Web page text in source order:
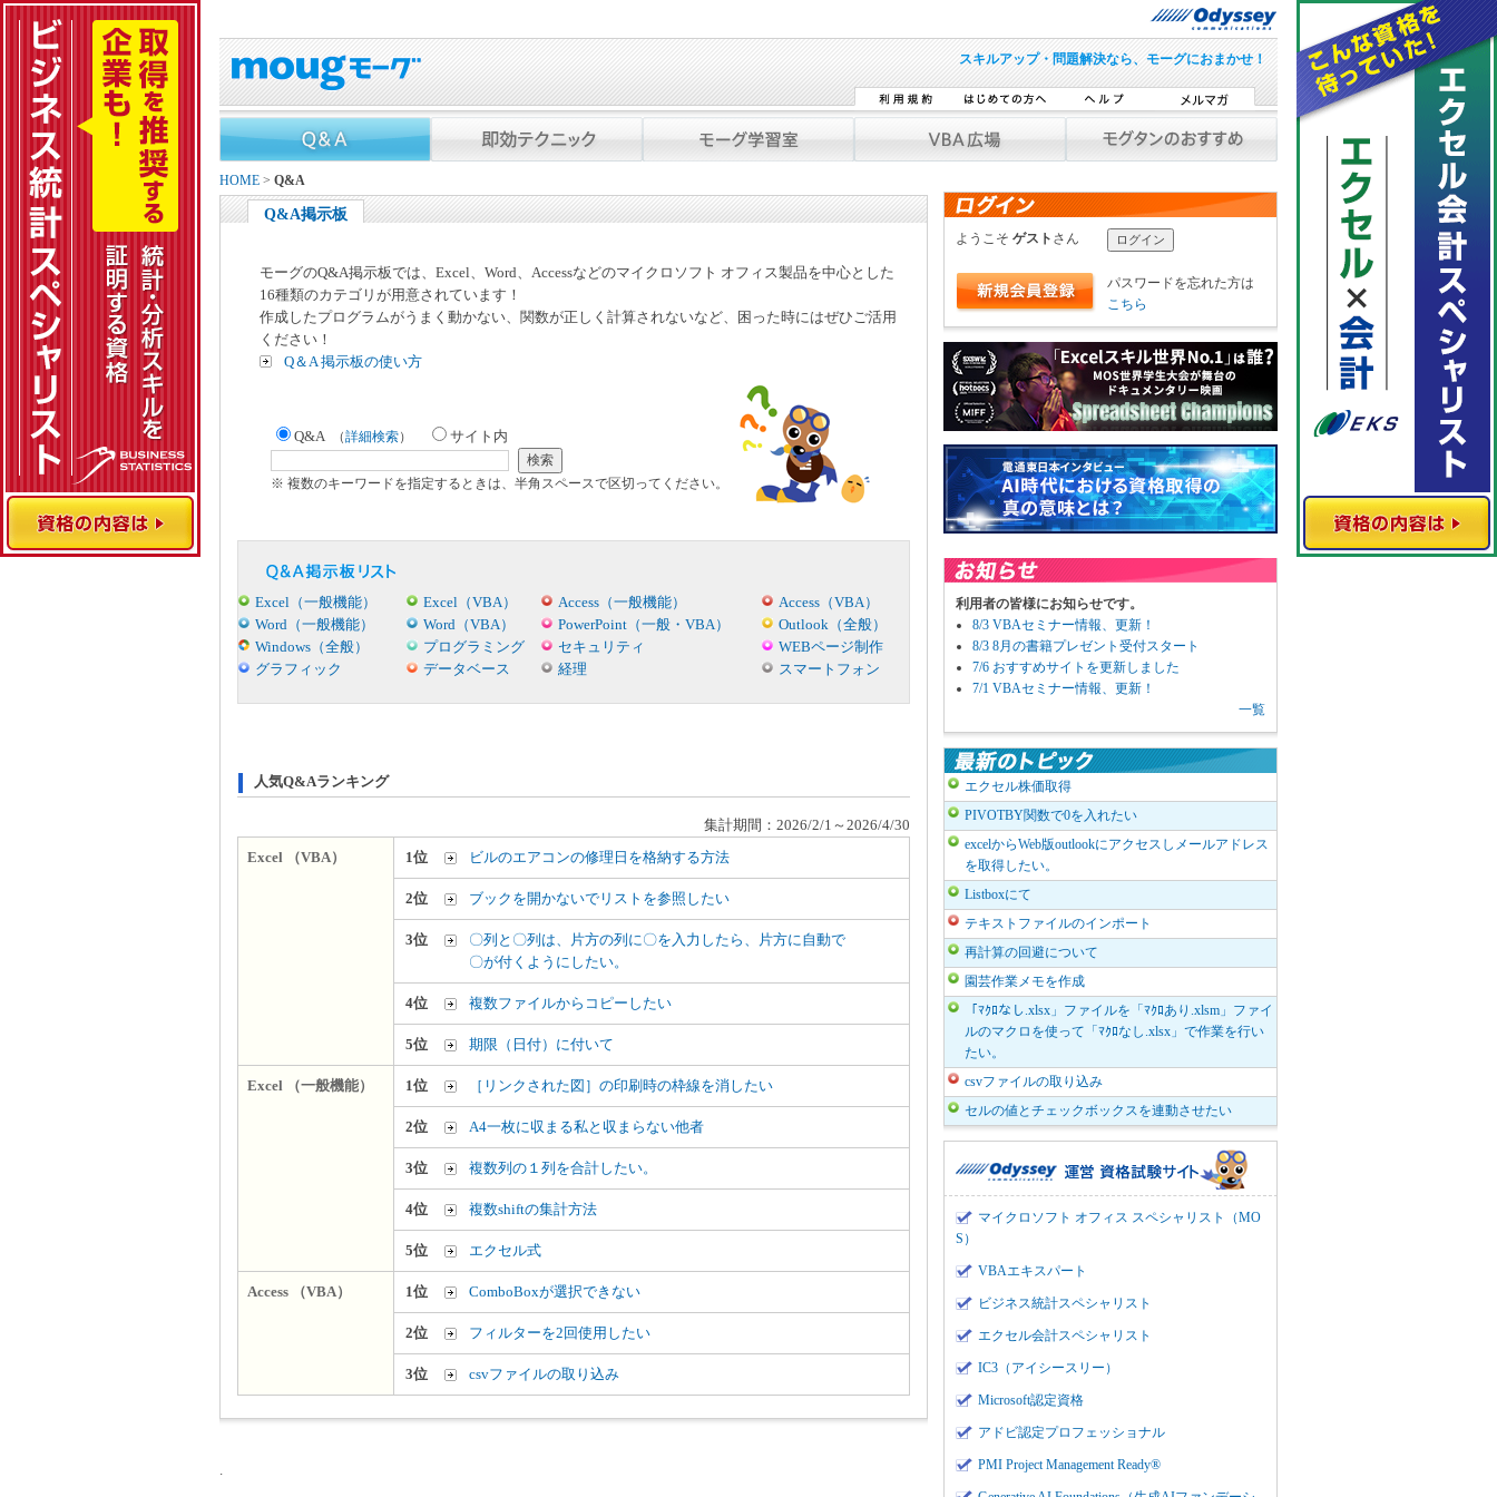
スキルアップ・問題解決なら、モーグにおまかせ！
HOME > Q&A
Q&A掲示板
モーグのQ&A掲示板では、Excel、Word、Accessなどのマイクロソフト オフィス製品を中心とした
16種類のカテゴリが用意されています！
作成したプログラムがうまく動かない、関数が正しく計算されないなど、困った時にはぜひご活用
ください！
Q＆A 掲示板の使い方
Q&A （詳細検索） サイト内
※ 複数のキーワードを指定するときは、半角スペースで区切ってください。
Excel（一般機能） Excel（VBA） Access（一般機能）
Access（VBA）
Word（一般機能）
Word（VBA） PowerPoint（一般・VBA）
Outlook（全般）
Windows（全般）
プログラミング セキュリティ
WEBページ制作
グラフィック
データベース 経理 スマートフォン
人気Q&Aランキング
集計期間：2026/2/1～2026/4/30
Excel （VBA）
1位 ビルのエアコンの修理日を格納する方法
2位 ブックを開かないでリストを参照したい
3位
〇列と〇列は、片方の列に〇を入力したら、片方に自動で
〇が付くようにしたい。
4位 複数ファイルからコピーしたい
5位 期限（日付）に付いて
Excel （一般機能） 1位 ［リンクされた図］の印刷時の枠線を消したい
2位 A4一枚に収まる私と収まらない他者
3位 複数列の１列を合計したい。
4位 複数shiftの集計方法
5位 エクセル式
Access （VBA） 1位 ComboBoxが選択できない
2位 フィルターを2回使用したい
3位 csvファイルの取り込み
ようこそ ゲスト さん
パスワードを忘れた方は
こちら
利用者の皆様にお知らせです。
8/3 VBAセミナー情報、更新！
8/3 8月の書籍プレゼント受付スタート
7/6 おすすめサイトを更新しました
7/1 VBAセミナー情報、更新！
一覧
エクセル株価取得
PIVOTBY関数で0を入れたい
excelからWeb版outlookにアクセスしメールアドレス
を取得したい。
Listboxにて
テキストファイルのインポート
再計算の回避について
園芸作業メモを作成
「ﾏｸﾛなし.xlsx」ファイルを「ﾏｸﾛあり.xlsm」ファイ
ルのマクロを使って「ﾏｸﾛなし.xlsx」で作業を行い
たい。
csvファイルの取り込み
セルの値とチェックボックスを連動させたい
マイクロソフト オフィス スペシャリスト（MO
S）
VBAエキスパート
ビジネス統計スペシャリスト
エクセル会計スペシャリスト
IC3（アイシースリー）
Microsoft認定資格
アドビ認定プロフェッショナル
PMI Project Management Ready®